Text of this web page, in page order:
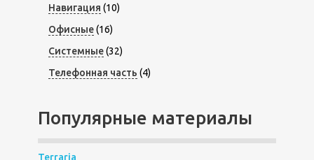
Навигация (10)
Офисные(16)
Системные(32)
Телефонная часть (4)
Популярные материалы
Terraria